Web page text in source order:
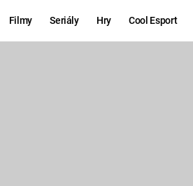
Filmy Seriály Hry Cool Esport